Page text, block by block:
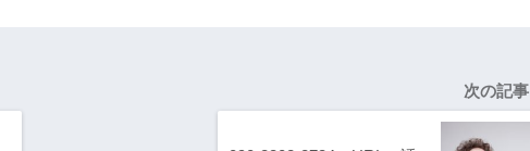
次の記事